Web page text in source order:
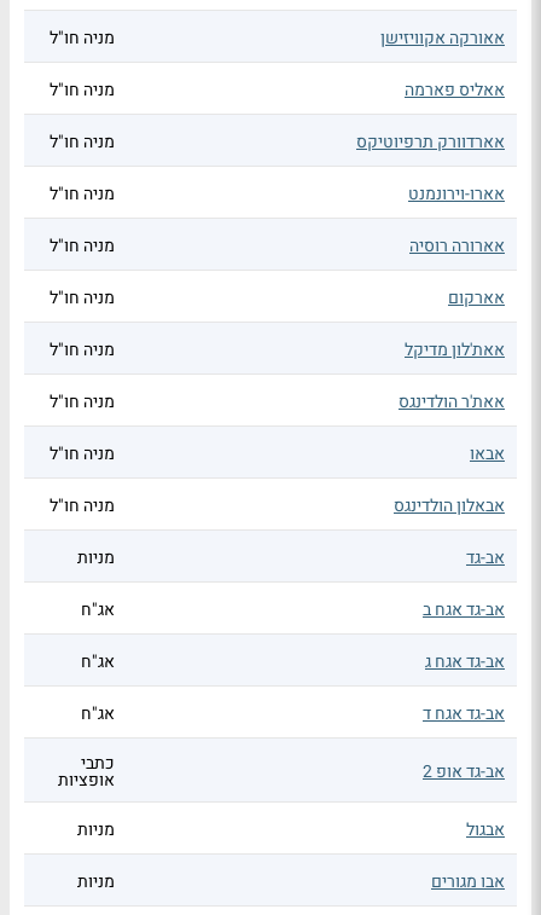
אאורקה אקוויזישן מניה חו"ל
אאליס פארמה מניה חו"ל
אארדוורק תרפיוטיקס מניה חו"ל
אארו-וירונמנט מניה חו"ל
אארורה רוסיה מניה חו"ל
אארקום מניה חו"ל
אאת'לון מדיקל מניה חו"ל
אאת'ר הולדינגס מניה חו"ל
אבאו מניה חו"ל
אבאלון הולדינגס מניה חו"ל
אב-גד מניות
אב-גד אגח ב אג"ח
אב-גד אגח ג אג"ח
אב-גד אגח ד אג"ח
אב-גד אופ 2 כתבי
אופציות
אבגול
מניות
אבו מגורים מניות